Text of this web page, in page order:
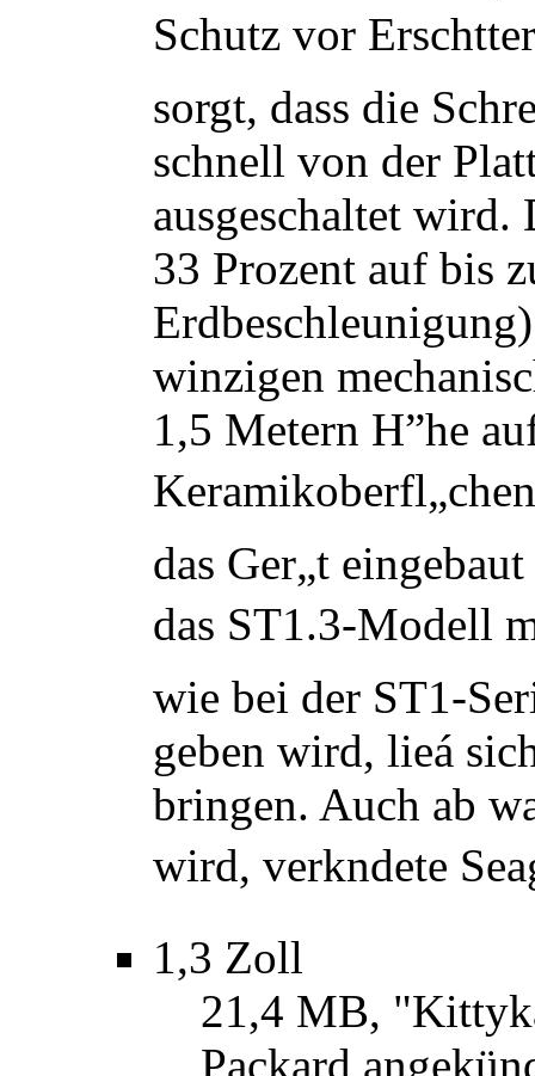
Schutz vor
sorgt, dass die
schnell von der
ausgeschaltet wird.
33 Prozent auf bis
winzigen
1,5 Metern H”he
das Ger„t
das ST1.3-Modell
wie bei der ST1-
geben wird, lieá
bringen. Auch ab
wird, verkndete
1,3 Zoll
21,4 MB,
Packard